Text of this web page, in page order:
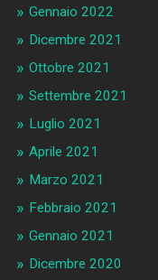
Gennaio 2022
Dicembre 2021
Ottobre 2021
Settembre 2021
Luglio 2021
Aprile 2021
Marzo 2021
Febbraio 2021
Gennaio 2021
Dicembre 2020